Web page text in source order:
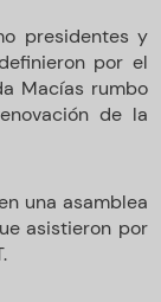
presidentes y
por el
Macías rumbo
de la
una asamblea
asistieron por